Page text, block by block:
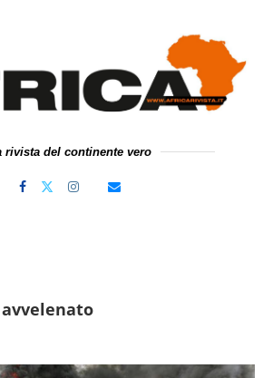
rivista del continente vero